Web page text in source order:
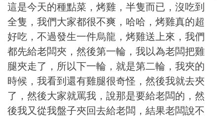
這是今天的種點菜，烤雞，半隻而已，沒吃到
全隻，我們大家都很不爽，哈哈，烤雞真的超
好吃，不過發生一件烏龍，烤雞送上來，我們
都先給老闆夾，然後第一輪，我以為老闆把雞
腿夾走了，所以下一輪，就是第二輪，我夾的
時候，我看到還有雞腿很奇怪，然後我就去夾
了，然後大家就罵我，說那是要給老闆的，然
後我又從我盤子夾回去給老闆，結果老闆說不